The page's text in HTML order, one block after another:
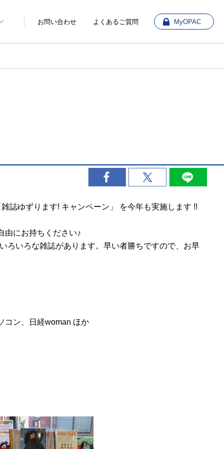
お問い合わせ よくあるご質問 MyOPAC
誌ゆずります! キャンペーン」 を今年も実施します !!
由にお持ちください♪
ろいろな雑誌があります。早い者勝ちですので、お早
コン、日経woman ほか